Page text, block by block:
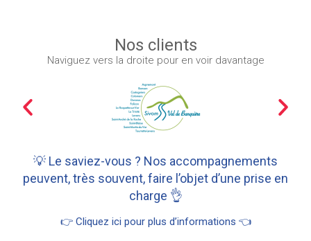
Nos clients
Naviguez vers la droite pour en voir davantage
💡 Le saviez-vous ? Nos accompagnements
peuvent, très souvent, faire l’objet d’une prise en
charge 👌
👉 Cliquez ici pour plus d’informations 👈